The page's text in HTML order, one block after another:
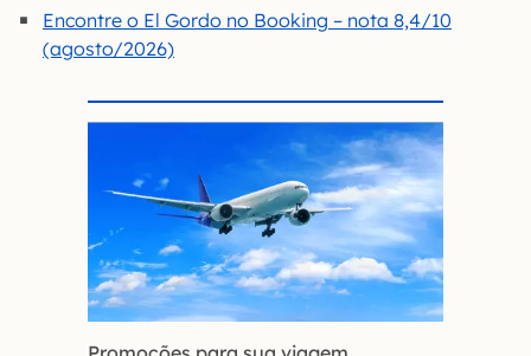
Encontre o El Gordo no Booking – nota 8,4/10
(agosto/2026)